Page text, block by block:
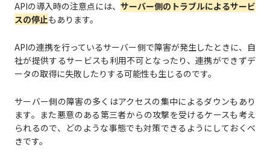
APIの導入時の注意点には、 サーバー側のトラブルによるサービ
スの停止もあります。
APIの連携を行っているサーバー側で障害が発生したときに、自
社が提供するサービスも利用不可となったり、連携ができずデ
ータの取得に失敗したりする可能性も生じるのです。
サーバー側の障害の多くはアクセスの集中によるダウンもあり
ます。また悪意のある第三者からの攻撃を受けるケースも考え
られるので、どのような事態でも対策できるようにしておくべ
きです。